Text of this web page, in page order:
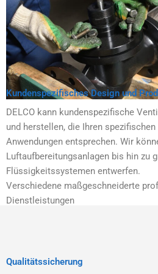
Kundenspezifisches Design und
DELCO kann kundenspezifische
und herstellen, die Ihren
Anwendungen entsprechen. Wir
Luftaufbereitungsanlagen bis hin zu
Flüssigkeitssystemen entwerfen.
Verschiedene maßgeschneiderte
Dienstleistungen
Qualitätssicherung